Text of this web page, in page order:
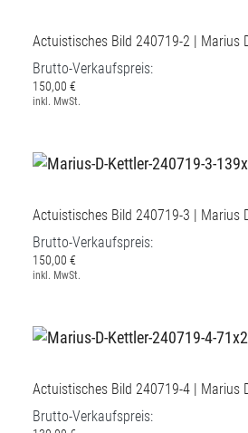
Actuistisches Bild 240719-2 | Marius
Brutto-Verkaufspreis:
150,00 €
inkl. MwSt.
Actuistisches Bild 240719-3 | Marius
Brutto-Verkaufspreis:
150,00 €
inkl. MwSt.
Actuistisches Bild 240719-4 | Marius
Brutto-Verkaufspreis: